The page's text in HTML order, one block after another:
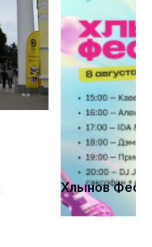
Статьи
Хлынов Фест